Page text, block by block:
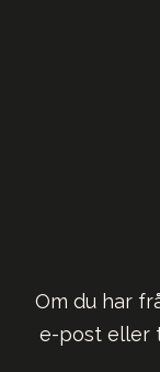
Om du har
e-post eller